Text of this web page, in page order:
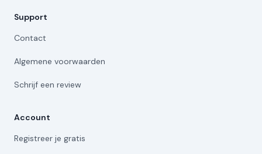
Support
Contact
Algemene voorwaarden
Schrijf een review
Account
Registreer je gratis